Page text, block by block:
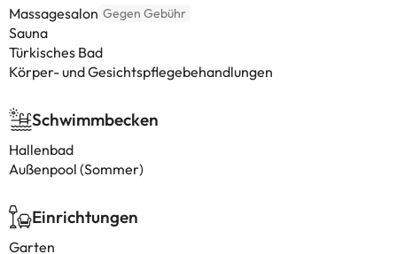
Massagesalon Gegen Gebühr
Sauna
Türkisches Bad
Körper- und Gesichtspflegebehandlungen
Schwimmbecken
Hallenbad
Außenpool (Sommer)
Einrichtungen
Garten